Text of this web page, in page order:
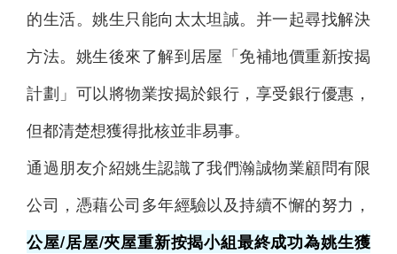
的生活。姚生只能向太太坦誠。并一起尋找解決
方法。姚生後來了解到居屋「免補地價重新按揭
計劃」可以將物業按揭於銀行，享受銀行優惠，
但都清楚想獲得批核並非易事。
通過朋友介紹姚生認識了我們瀚誠物業顧問有限
公司，憑藉公司多年經驗以及持續不懈的努力，
公屋/居屋/夾屋重新按揭小組最終成功為姚生獲